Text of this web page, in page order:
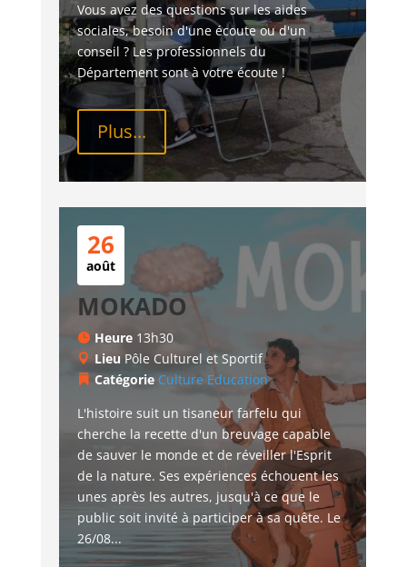
Vous avez des questions sur les aides
sociales, besoin d'une écoute ou d'un
conseil ? Les professionnels du
Département sont à votre écoute !
Plus...
26
août
MOKADO
Heure 13h30
Lieu Pôle Culturel et Sportif
Catégorie Culture Education
L'histoire suit un tisaneur farfelu qui
cherche la recette d'un breuvage capable
de sauver le monde et de réveiller l'Esprit
de la nature. Ses expériences échouent les
unes après les autres, jusqu'à ce que le
public soit invité à participer à sa quête. Le
26/08...